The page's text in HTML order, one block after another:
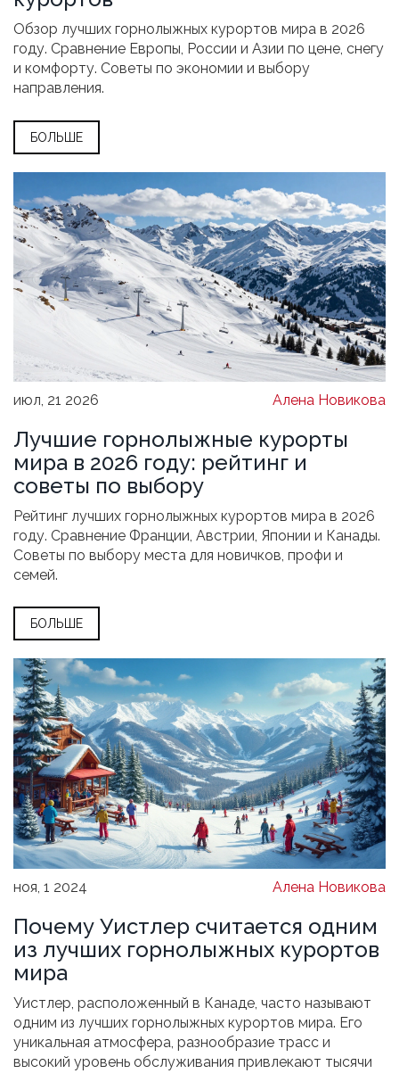
Обзор лучших горнолыжных курортов мира в 2026
году. Сравнение Европы, России и Азии по цене, снегу
и комфорту. Советы по экономии и выбору
направления.
БОЛЬШЕ
июл, 21 2026 Алена Новикова
Лучшие горнолыжные курорты
мира в 2026 году: рейтинг и
советы по выбору
Рейтинг лучших горнолыжных курортов мира в 2026
году. Сравнение Франции, Австрии, Японии и Канады.
Советы по выбору места для новичков, профи и
семей.
БОЛЬШЕ
ноя, 1 2024 Алена Новикова
Почему Уистлер считается одним
из лучших горнолыжных курортов
мира
Уистлер, расположенный в Канаде, часто называют
одним из лучших горнолыжных курортов мира. Его
уникальная атмосфера, разнообразие трасс и
высокий уровень обслуживания привлекают тысячи